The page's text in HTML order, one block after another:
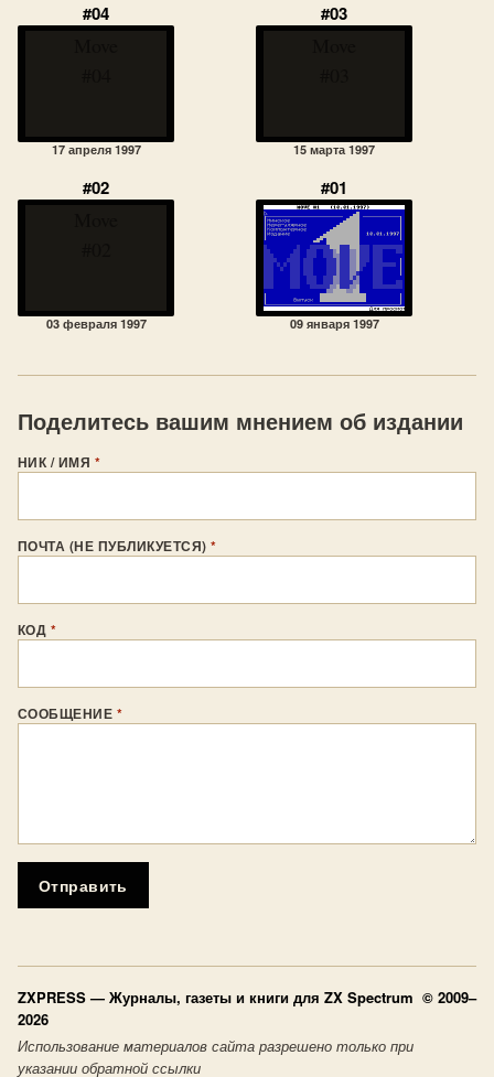
#04
17 апреля 1997
#03
15 марта 1997
#02
03 февраля 1997
#01
09 января 1997
Поделитесь вашим мнением об издании
НИК / ИМЯ *
ПОЧТА (НЕ ПУБЛИКУЕТСЯ)*
КОД *
СООБЩЕНИЕ *
Отправить
ZXPRESS — Журналы, газеты и книги для ZX Spectrum © 2009–
2026
Использование материалов сайта разрешено только при
указании обратной ссылки